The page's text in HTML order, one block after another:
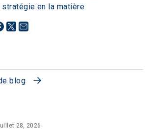
en la matière.
blog
28, 2026